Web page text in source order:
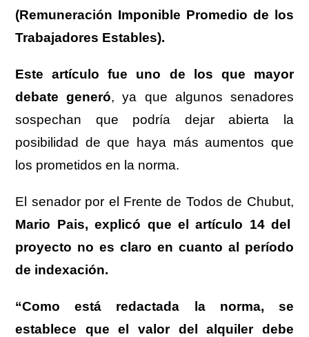
(Remuneración Imponible Promedio de los
Trabajadores Estables).
Este artículo fue uno de los que mayor
debate generó, ya que algunos senadores
sospechan que podría dejar abierta la
posibilidad de que haya más aumentos que
los prometidos en la norma.
El senador por el Frente de Todos de Chubut,
Mario Pais, explicó que el artículo 14 del
proyecto no es claro en cuanto al período
de indexación.
“Como está redactada la norma, se
establece que el valor del alquiler debe